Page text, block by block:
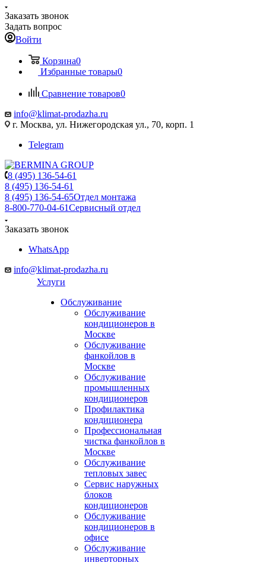
Заказать звонок
Задать вопрос
Войти
Корзина0
Избранные товары0
Сравнение товаров0
info@klimat-prodazha.ru
г. Москва, ул. Нижегородская ул., 70, корп. 1
Telegram
8 (495) 136-54-61
8 (495) 136-54-61
8 (495) 136-54-65Отдел монтажа
8-800-770-04-61Сервисный отдел
Заказать звонок
WhatsApp
info@klimat-prodazha.ru
Услуги
Обслуживание
Обслуживание
кондиционеров в
Москве
Обслуживание
фанкойлов в
Москве
Обслуживание
промышленных
кондиционеров
Профилактика
кондиционера
Профессиональная
чистка фанкойлов в
Москве
Обслуживание
тепловых завес
Сервис наружных
блоков
кондиционеров
Обслуживание
кондиционеров в
офисе
Обслуживание
инверторных